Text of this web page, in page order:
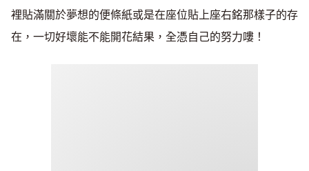
裡貼滿關於夢想的便條紙或是在座位貼上座右銘那樣子的存
在，一切好壞能不能開花結果，全憑自己的努力嘍！